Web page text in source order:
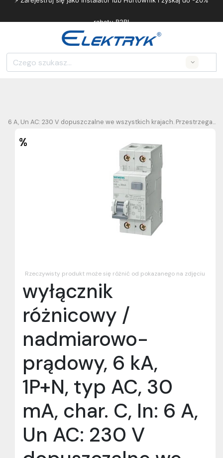
rabatu B2B!
6 A, Un AC: 230 V dopuszczalne we wszystkich krajach. Przestrzega...
Rzeczywisty produkt może się różnić od pokazanego na zdjęciu
wyłącznik
różnicowy /
nadmiarowo-
prądowy, 6 kA,
1P+N, typ AC, 30
mA, char. C, In: 6 A,
Un AC: 230 V